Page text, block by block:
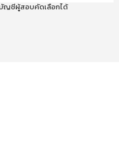
ญชีผู้สอบคัดเลือกได้